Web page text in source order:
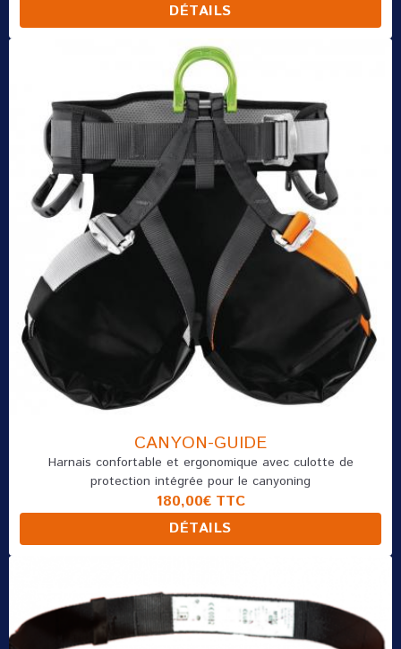
DÉTAILS
CANYON-GUIDE
Harnais confortable et ergonomique avec culotte de
protection intégrée pour le canyoning
180,00€ TTC
DÉTAILS